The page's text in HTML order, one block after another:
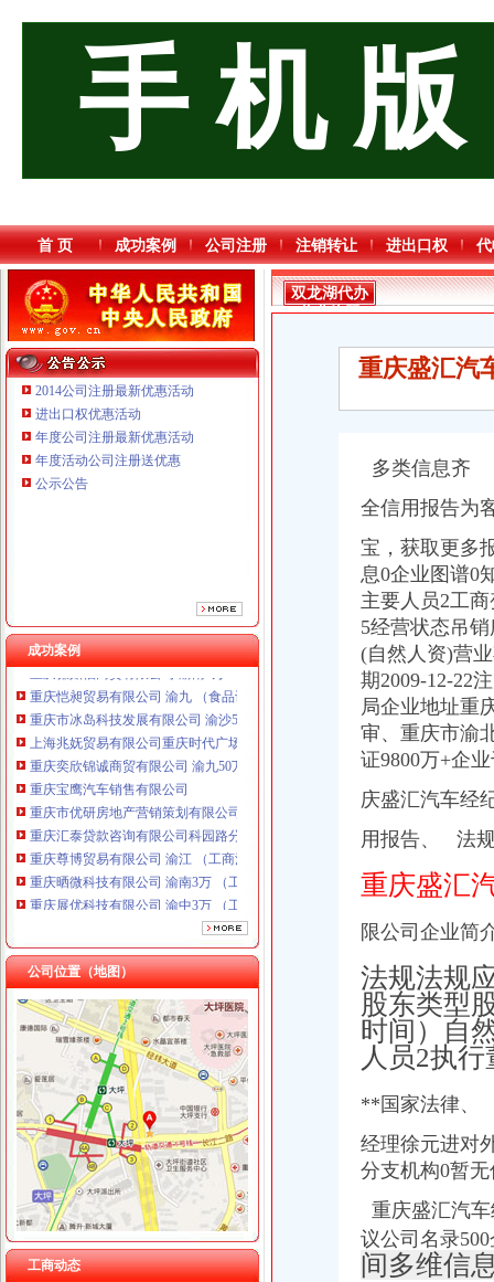
手 机 版
首 页 成功案例 公司注册 注销转让 进出口权
2014公司注册最新优惠活动
进出口权优惠活动
年度公司注册最新优惠活动
年度活动公司注册送优惠
公示公告
成功案例
重庆奕欣锦诚商贸有限公司 渝九50万 （工商注册）
重庆汇泰贷款咨询有限公司科园路分公司 渝高 （工商注册）
重庆晒微科技有限公司 渝南3万 （工商注册）
重庆展优科技有限公司 渝中3万 （工商注册）
重庆谦如福商贸有限公司 渝南3万 （公司转让）
重庆恺昶贸易有限公司 渝九 （食品许可证）
重庆市冰岛科技发展有限公司 渝沙50万 （进出口权）
上海兆妩贸易有限公司重庆时代广场分公司 渝中 （工商注册）
重庆奕欣锦诚商贸有限公司 渝九50万 （工商注册）
重庆宝鹰汽车销售有限公司
重庆市优研房地产营销策划有限公司
重庆汇泰贷款咨询有限公司科园路分公司 渝高 （工商注册）
重庆尊博贸易有限公司 渝江 （工商注册）
重庆晒微科技有限公司 渝南3万 （工商注册）
重庆展优科技有限公司 渝中3万 （工商注册）
重庆谦如福商贸有限公司 渝南3万 （公司转让）
重庆恺昶贸易有限公司 渝九 （食品许可证）
重庆市冰岛科技发展有限公司 渝沙50万 （进出口权）
上海兆妩贸易有限公司重庆时代广场分公司 渝中 （工商注册）
公司位置（地图）
工商动态
双龙湖代办营业执照
求购100万小规模公司执照-重庆58同城
重庆安龙财务咨询有限公司_全球企业库
双凤桥街道旧房改造片区拆迁项目招标公告_中国招标网_重庆市招标
丁字路口及观音岩片区拆迁项目招标公告_中国招标网_重庆市招标
办事儿网本地生活服务本地服务分类需求信息_办事儿网
重庆顶呱呱代理记账多少钱重庆代理记账今题网
【重庆西部知识产权服务中心2018新招聘信息】_聘网
双龙湖代办
营业执照
重庆盛汇汽
多类信息齐
全信用报告为
宝，获取更多
息0企业图谱0
主要人员2工
5经营状态吊
(自然人资)营
期2009-12-22
局企业地址重
审、重庆市渝
证9800万+企
庆盛汇汽车经
用报告、 法
重庆盛汇
限公司企业简
法规法规
股东类型
时间）自
人员2执行
**国家法律、
经理徐元进对
分支机构0暂
重庆盛汇汽
议公司名录
间多维信